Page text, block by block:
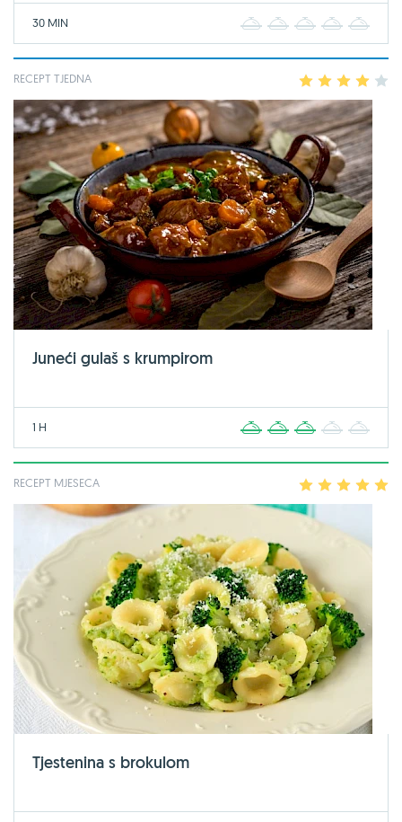
30 MIN 2 3 4
RECEPT TJEDNA 2 3 4
Juneći gulaš s krumpirom
1 H 2 3 4
RECEPT MJESECA 2 3 4
Tjestenina s brokulom